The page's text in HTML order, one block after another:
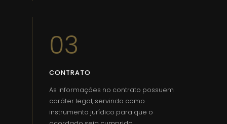
03
CONTRATO
As informações no contrato possuem
caráter legal, servindo como
instrumento jurídico para que o